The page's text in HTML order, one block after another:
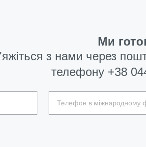
Ми
з нами через
телефону +38